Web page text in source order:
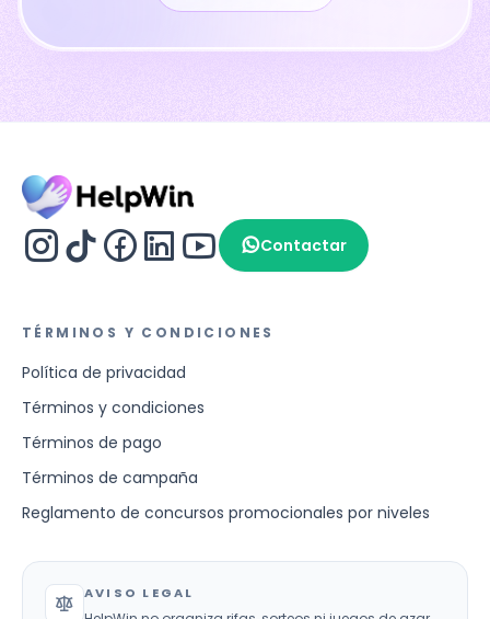
Contactar
TÉRMINOS Y CONDICIONES
Política de privacidad
Términos y condiciones
Términos de pago
Términos de campaña
Reglamento de concursos promocionales por niveles
AVISO LEGAL